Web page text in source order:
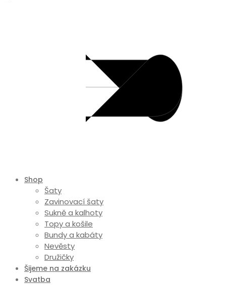
Shop
Šaty
Zavinovací šaty
Sukně a kalhoty
Topy a košile
Bundy a kabáty
Nevěsty
Družičky
Šijeme na zakázku
Svatba